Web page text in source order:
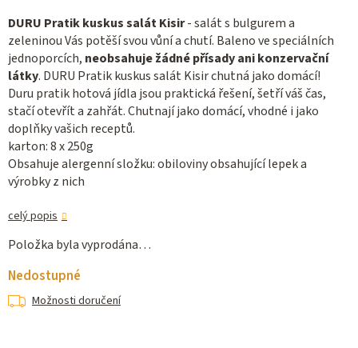
DURU Pratik kuskus salát Kisir- salát s bulgurem a
zeleninou Vás potěší svou vůní a chutí. Baleno ve speciálních
jednoporcích, neobsahuje žádné přísady ani konzervační
látky. DURU Pratik kuskus salát Kisir chutná jako domácí!
Duru pratik hotová jídla jsou praktická řešení, šetří váš čas,
stačí otevřít a zahřát.Chutnají jako domácí, vhodné i jako
doplňky vašich receptů.
karton: 8 x 250g
Obsahuje alergenní složku: obiloviny obsahující lepek a
výrobky z nich
celý popis
Položka byla vyprodána…
Nedostupné
Možnosti doručení